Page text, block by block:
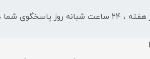
روز پاسخگوی شما هستیم